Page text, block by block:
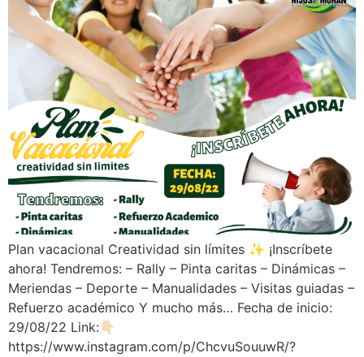
Plan vacacional Creatividad sin límites ✨ ¡Inscríbete
ahora! Tendremos: – Rally – Pinta caritas – Dinámicas –
Meriendas – Deporte – Manualidades – Visitas guiadas –
Refuerzo académico Y mucho más… Fecha de inicio:
29/08/22 Link:👇🏻
https://www.instagram.com/p/ChcvuSouuwR/?